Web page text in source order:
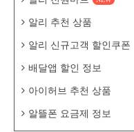
알리 추천 상품
알리 신규고객 할인쿠폰
배달앱 할인 정보
아이허브 추천 상품
알뜰폰 요금제 정보